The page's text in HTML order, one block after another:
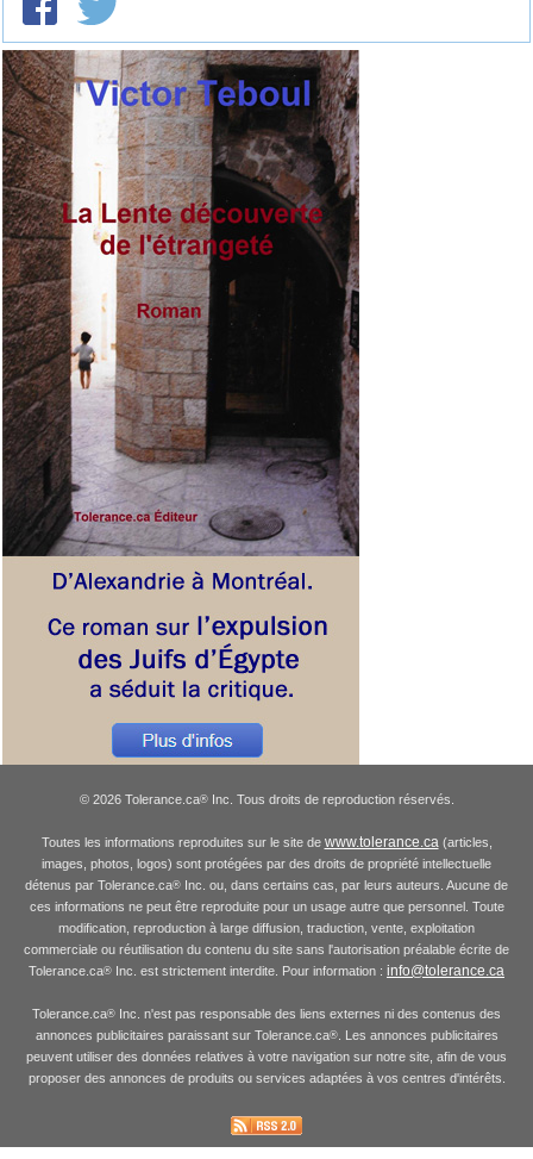
© 2026 Tolerance.ca®Inc. Tous droits de reproduction réservés.
Toutes les informations reproduites sur le site de www.tolerance.ca(articles,
images, photos, logos) sont protégées par des droits de propriété intellectuelle
détenus par Tolerance.ca® Inc. ou, dans certains cas, par leurs auteurs. Aucune de
ces informations ne peut être reproduite pour un usage autre que personnel. Toute
modification, reproduction à large diffusion, traduction, vente, exploitation
commerciale ou réutilisation du contenu du site sans l'autorisation préalable écrite de
Tolerance.ca® Inc. est strictement interdite. Pour information : info@tolerance.ca
Tolerance.ca® Inc. n'est pas responsable des liens externes ni des contenus des
annonces publicitaires paraissant sur Tolerance.ca®. Les annonces publicitaires
peuvent utiliser des données relatives à votre navigation sur notre site, afin de vous
proposer des annonces de produits ou services adaptées à vos centres d'intérêts.